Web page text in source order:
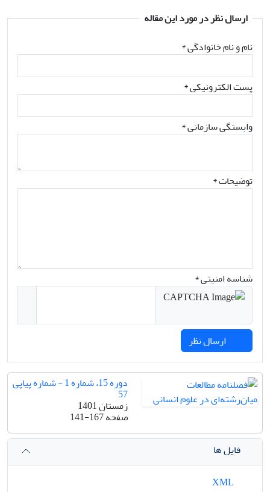
ارسال نظر در مورد این مقاله
نام و نام خانوادگی*
پست الکترونیکی*
وابستگی سازمانی *
توضیحات *
شناسه امنیتی *
دوره 15، شماره 1 - شماره پیاپی
57
زمستان 1401
صفحه141-167
فایل ها